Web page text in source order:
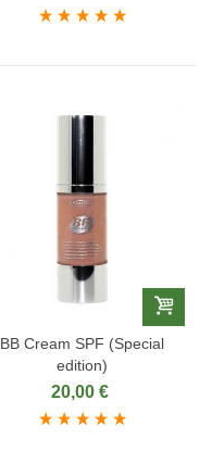
BB Cream SPF (Special
edition)
20,00 €